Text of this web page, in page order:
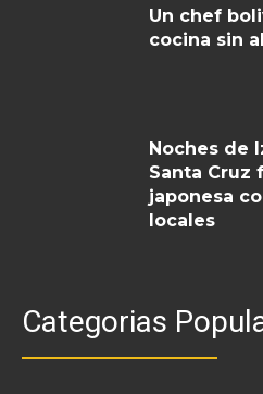
Un chef
cocina sin
Noches de
Santa Cruz
japonesa
locales
Categorias